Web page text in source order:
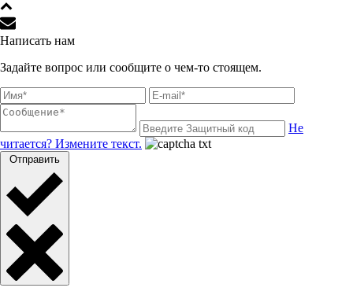
Написать нам
Задайте вопрос или сообщите о чем-то стоящем.
Не
читается? Измените текст.
Отправить